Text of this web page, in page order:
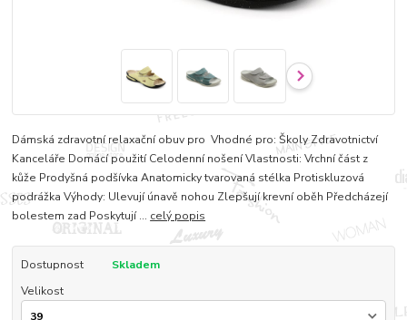
Dámská zdravotní relaxační obuv pro Vhodné pro: Školy Zdravotnictví
Kanceláře Domácí použití Celodenní nošení Vlastnosti: Vrchní část z
kůže Prodyšná podšívka Anatomicky tvarovaná stélka Protiskluzová
podrážka Výhody: Ulevují únavě nohou Zlepšují krevní oběh Předcházejí
bolestem zad Poskytují ... celý popis
Dostupnost
Skladem
Velikost